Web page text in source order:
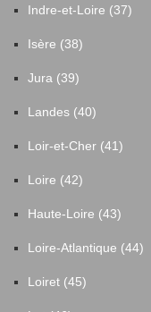
Indre-et-Loire (37)
Isère (38)
Jura (39)
Landes (40)
Loir-et-Cher (41)
Loire (42)
Haute-Loire (43)
Loire-Atlantique (44)
Loiret (45)